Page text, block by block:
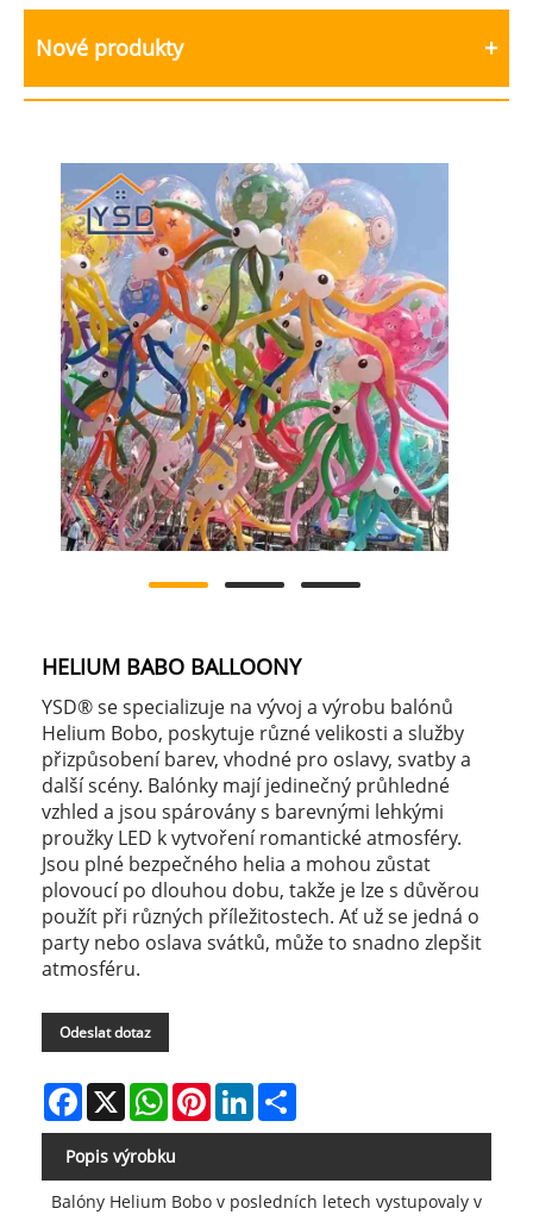
Nové produkty
HELIUM BABO BALLOONY
YSD® se specializuje na vývoj a výrobu balónů
Helium Bobo, poskytuje různé velikosti a služby
přizpůsobení barev, vhodné pro oslavy, svatby a
další scény. Balónky mají jedinečný průhledné
vzhled a jsou spárovány s barevnými lehkými
proužky LED k vytvoření romantické atmosféry.
Jsou plné bezpečného helia a mohou zůstat
plovoucí po dlouhou dobu, takže je lze s důvěrou
použít při různých příležitostech. Ať už se jedná o
party nebo oslava svátků, může to snadno zlepšit
atmosféru.
Odeslat dotaz
Facebook
X WhatsAppPinterestLinkedIn
Popis výrobku
Balóny Helium Bobo v posledních letech vystupovaly v